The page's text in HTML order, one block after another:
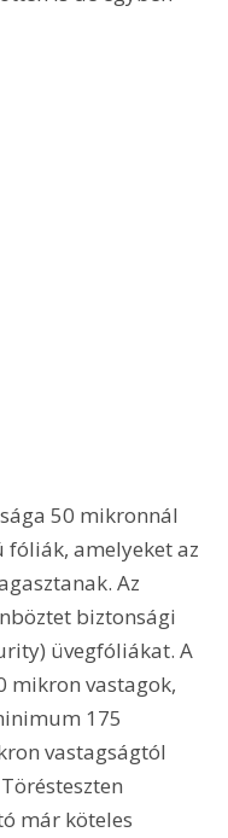
50 mikronnál
fóliák, amelyeket az
Az
biztonsági
üvegfóliákat. A
mikron vastagok,
175
vastagságtól
már köteles